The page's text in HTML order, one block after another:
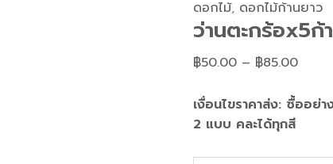
ดอกไม้, ดอกไม้ก้านยาว
ว่านตะกร้อx5ก้
฿50.00 – ฿85.00
range:
฿
฿85.00
เงื่อนไขราคาส่ง: ซื้ออย่า
2 แบบ คละได้ทุกสี
ว่าน
ตะกร้อx5ก้าน
ชิ้น